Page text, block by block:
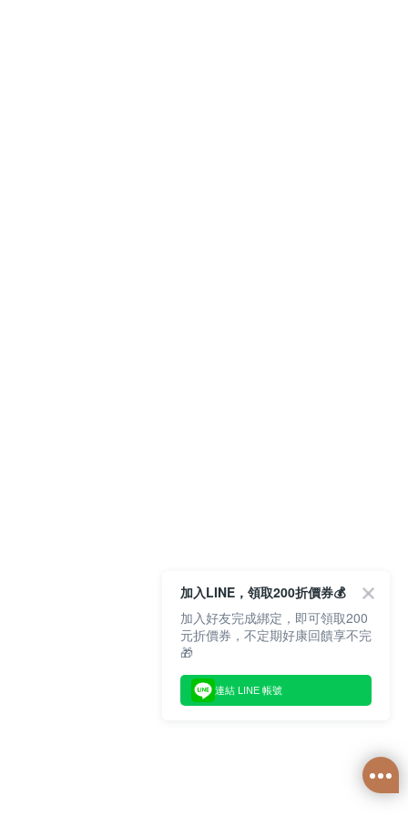
加入LINE，領取200折價券💰
加入好友完成綁定，即可領取200
元折價券，不定期好康回饋享不完
🎁
連結 LINE 帳號